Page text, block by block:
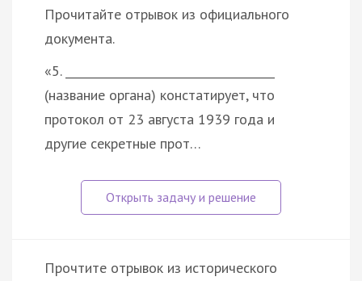
Прочитайте отрывок из официального
документа.
«5. _____________________________________
(название органа) констатирует, что
протокол от 23 августа 1939 года и
другие секретные прот…
Прочтите отрывок из исторического